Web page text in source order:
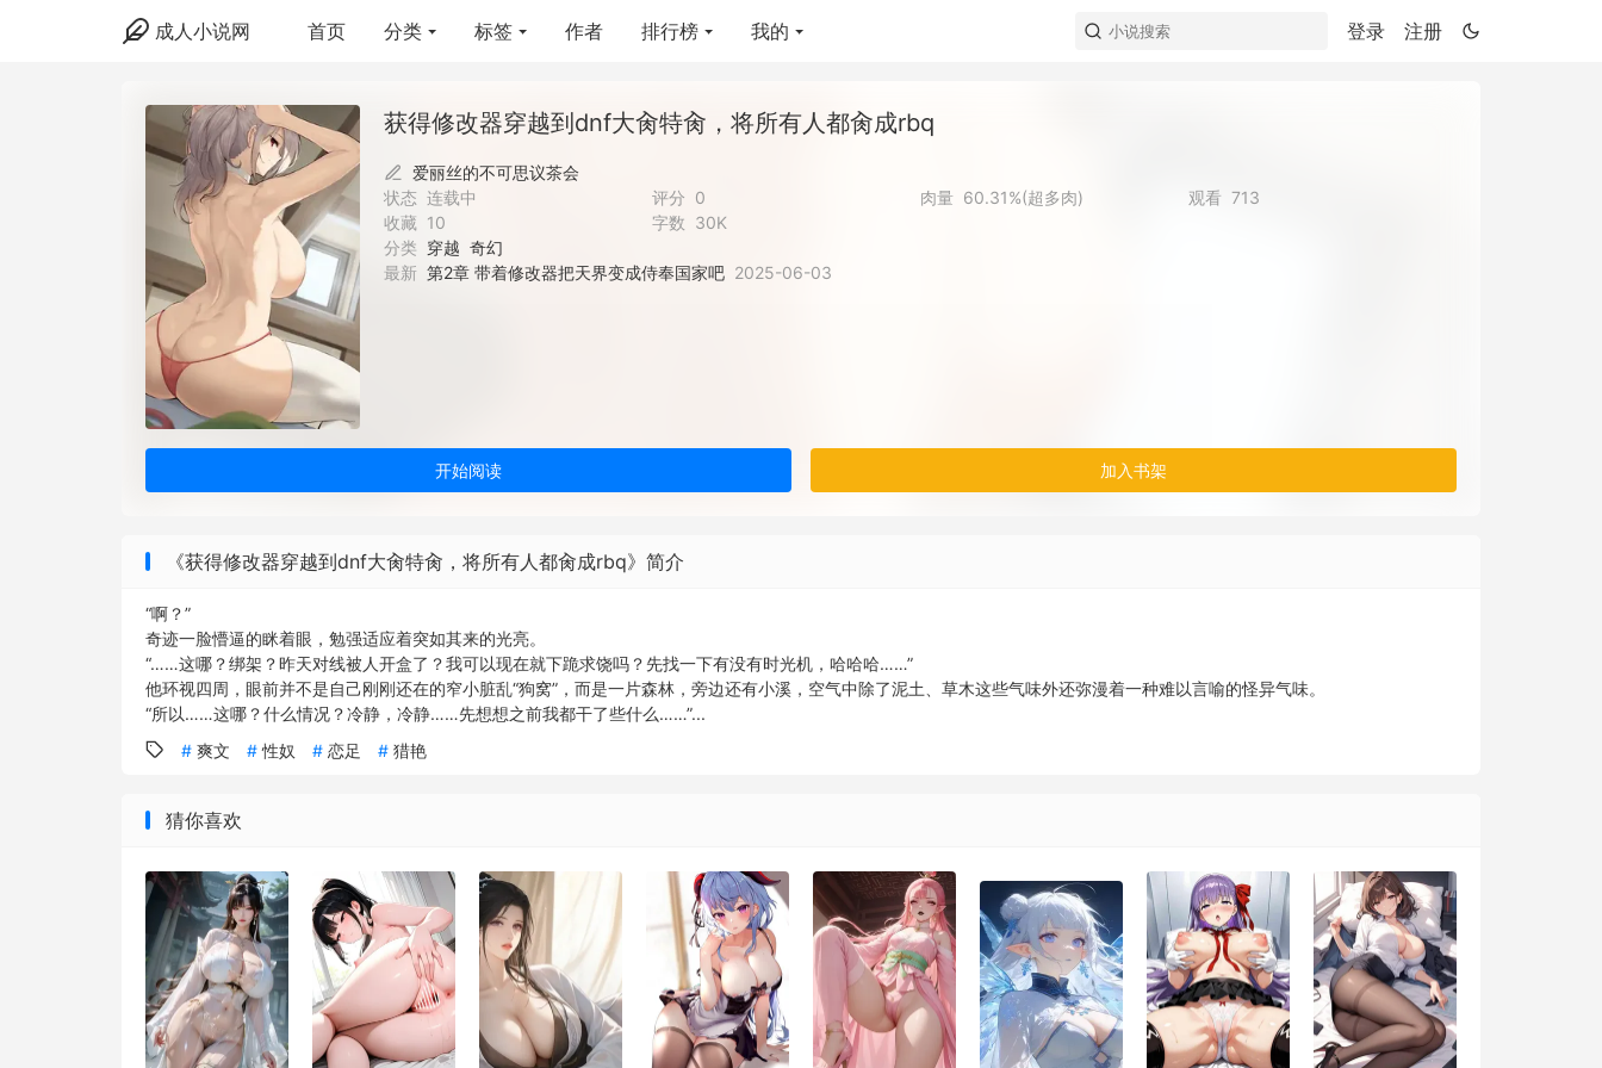
成人小说网 登录 注册
首页 分类 标签 作者 排行榜 我的
获得修改器穿越到dnf大肏特肏，将所有人都肏成rbq
爱丽丝的不可思议茶会
状态 连载中 评分 0 肉量 60.31%(超多肉) 观看 713
收藏 10 字数 30K
分类 穿越 奇幻
最新 第2章 带着修改器把天界变成侍奉国家吧 2025-06-03
开始阅读 加入书架
《获得修改器穿越到dnf大肏特肏，将所有人都肏成rbq》简介
“啊？”
奇迹一脸懵逼的眯着眼，勉强适应着突如其来的光亮。
“……这哪？绑架？昨天对线被人开盒了？我可以现在就下跪求饶吗？先找一下有没有时光机，哈哈哈……”
他环视四周，眼前并不是自己刚刚还在的窄小脏乱“狗窝”，而是一片森林，旁边还有小溪，空气中除了泥土、草木这些气味外还弥漫着一种难以言喻的怪异气味。
“所以……这哪？什么情况？冷静，冷静……先想想之前我都干了些什么……”...
爽文
性奴 恋足 猎艳
猜你喜欢